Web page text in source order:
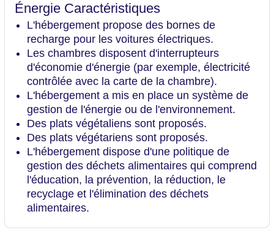
Énergie Caractéristiques
L'hébergement propose des bornes de
recharge pour les voitures électriques.
Les chambres disposent d'interrupteurs
d'économie d'énergie (par exemple, électricité
contrôlée avec la carte de la chambre).
L'hébergement a mis en place un système de
gestion de l'énergie ou de l'environnement.
Des plats végétaliens sont proposés.
Des plats végétariens sont proposés.
L'hébergement dispose d'une politique de
gestion des déchets alimentaires qui comprend
l'éducation, la prévention, la réduction, le
recyclage et l'élimination des déchets
alimentaires.